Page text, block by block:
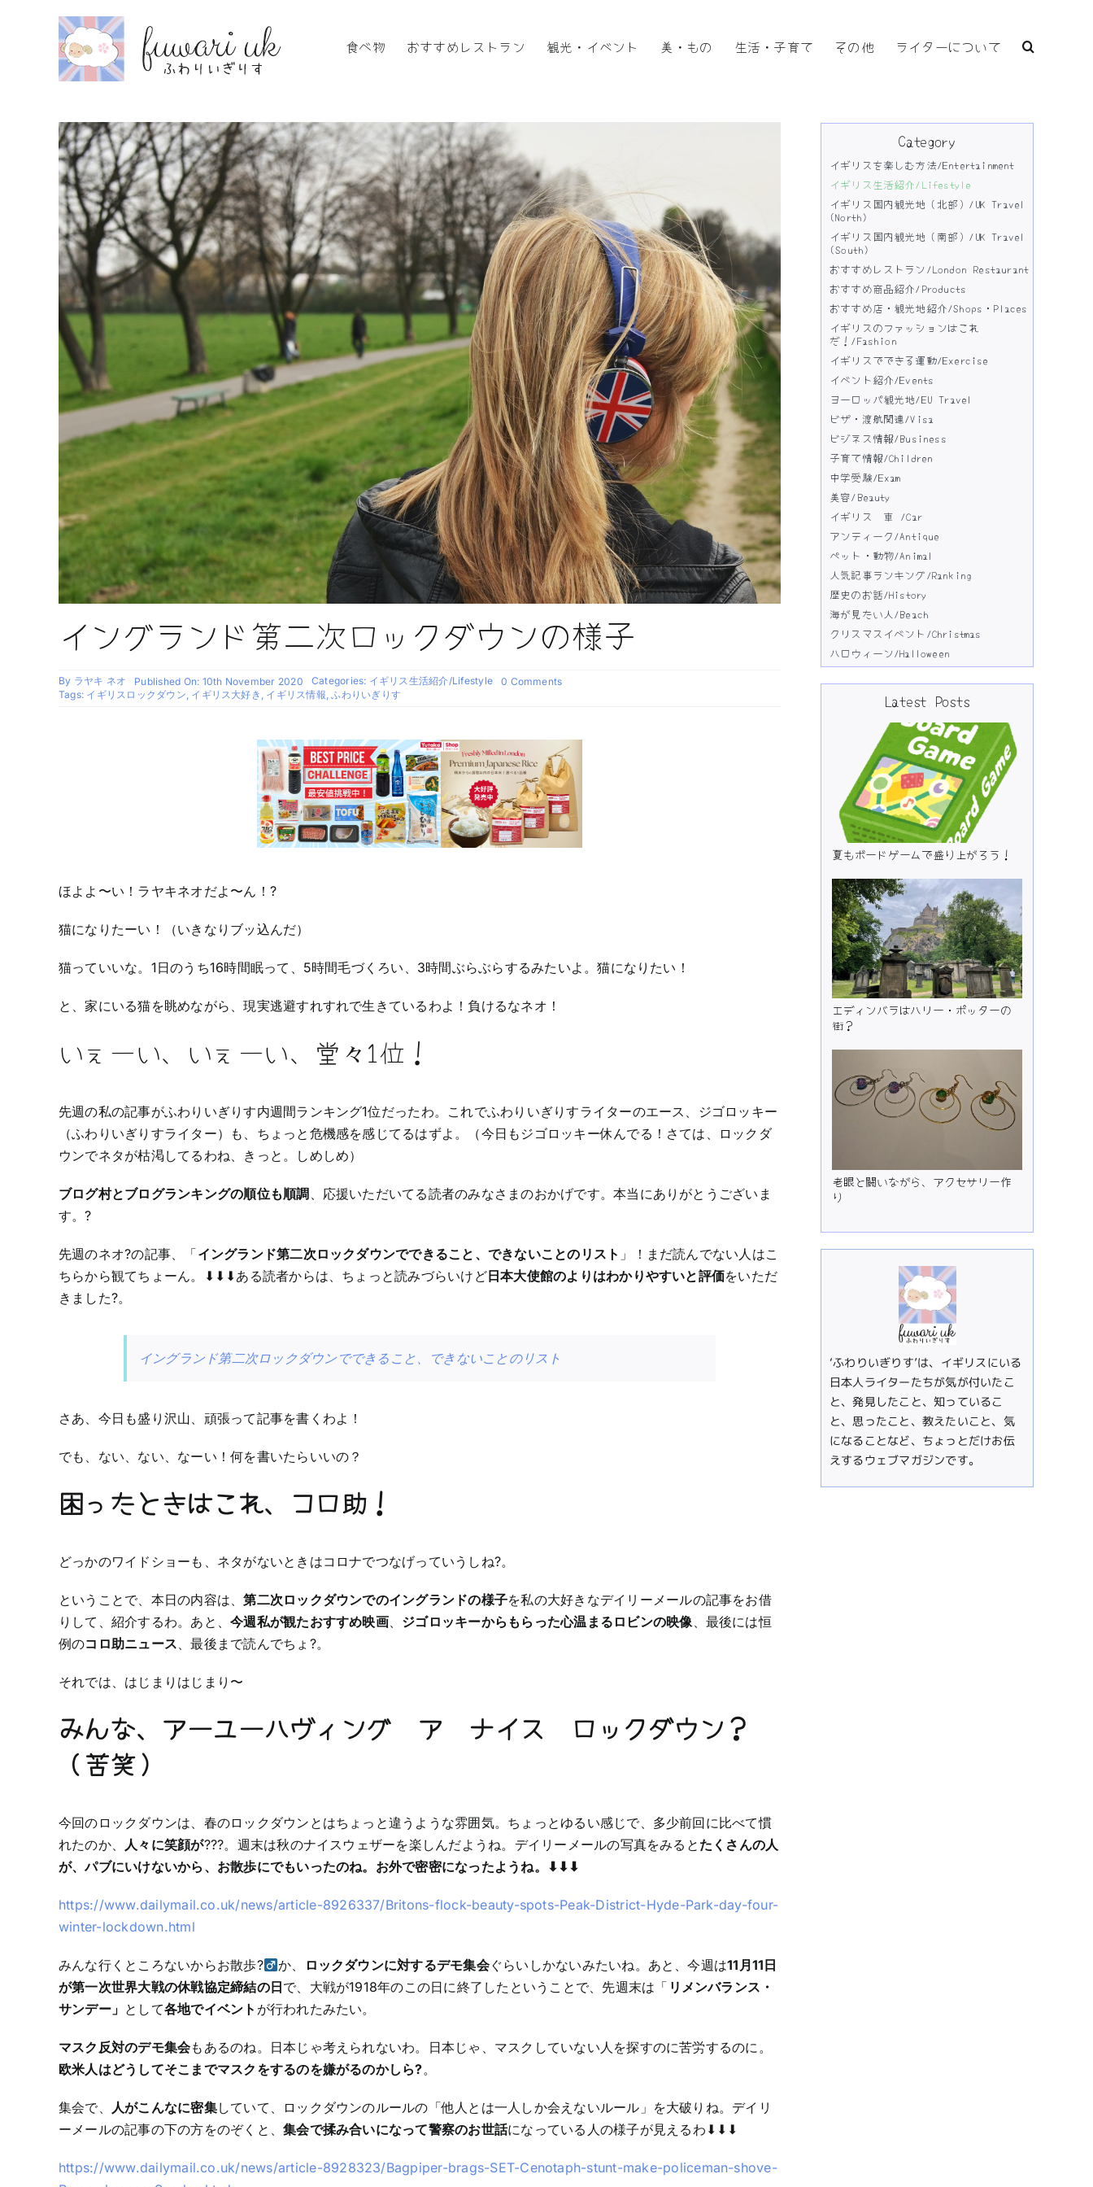
食べ物 おすすめレストラン 観光・イベント 美・もの 生活・子育て その他 ライターについて
イングランド第二次ロックダウンの様子
By ラヤキ ネオ Published On: 10th November 2020 Categories: イギリス生活紹介/Lifestyle 0 Commentson
ン
ド
第
二
次
ロ
ッ
Tags: イギリスロックダウン イギリス大好き イギリス情報 ,ふわりいぎりす
ほよよ〜い！ラヤキネオだよ〜ん！?
猫になりたーい！（いきなりブッ込んだ）
猫っていいな。1日のうち16時間眠って、5時間毛づくろい、3時間ぶらぶらするみたいよ。猫になりたい！
と、家にいる猫を眺めながら、現実逃避すれすれで生きているわよ！負けるなネオ！
いぇーい、いぇーい、堂々1位！
先週の私の記事がふわりいぎりす内週間ランキング1位だったわ。これでふわりいぎりすライターのエース、ジゴロッキー
（ふわりいぎりすライター）も、ちょっと危機感を感じてるはずよ。（今日もジゴロッキー休んでる！さては、ロックダ
ウンでネタが枯渇してるわね、きっと。しめしめ）
ブログ村とブログランキングの順位も順調 、応援いただいてる読者のみなさまのおかげです。本当にありがとうございま
す。?
先週のネオ?の記事、「イングランド第二次ロックダウンでできること、できないことのリスト 」！まだ読んでない人はこ
ちらから観てちょーん。⬇︎⬇︎⬇︎ある読者からは、ちょっと読みづらいけど日本大使館のよりはわかりやすいと評価をいただ
きました?。
イングランド第二次ロックダウンでできること、できないことのリスト
さあ、今日も盛り沢山、頑張って記事を書くわよ！
でも、ない、ない、なーい！何を書いたらいいの？
困ったときはこれ、コロ助！
どっかのワイドショーも、ネタがないときはコロナでつなげっていうしね?。
ということで、本日の内容は、第二次ロックダウンでのイングランドの様子を私の大好きなデイリーメールの記事をお借
りして、紹介するわ。あと、今週私が観たおすすめ映画、 ジゴロッキーからもらった心温まるロビンの映像 、最後には恒
例のコロ助ニュース 、最後まで読んでちょ?。
それでは、はじまりはじまり〜
みんな、アーユーハヴィング ア ナイス ロックダウン？
（苦笑）
今回のロックダウンは、春のロックダウンとはちょっと違うような雰囲気。ちょっとゆるい感じで、多少前回に比べて慣
れたのか、 人々に笑顔が???。週末は秋のナイスウェザーを楽しんだようね。デイリーメールの写真をみると たくさんの人
が、パブにいけないから、お散歩にでもいったのね。お外で密密になったようね。⬇︎⬇︎⬇︎
https://www.dailymail.co.uk/news/article-8926337/Britons-flock-beauty-spots-Peak-District-Hyde-Park-day-four-
winter-lockdown.html
みんな行くところないからお散歩?‍ か、 ロックダウンに対するデモ集会ぐらいしかないみたいね。あと、今週は11月11日
が第一次世界大戦の休戦協定締結の日で、大戦が1918年のこの日に終了したということで、先週末は「 リメンバランス・
サンデー」 として各地でイベント が行われたみたい。
マスク反対のデモ集会もあるのね。日本じゃ考えられないわ。日本じゃ、マスクしていない人を探すのに苦労するのに。
欧米人はどうしてそこまでマスクをするのを嫌がるのかしら?。
集会で、 人がこんなに密集していて、ロックダウンのルールの「他人とは一人しか会えないルール」を大破りね。デイリ
ーメールの記事の下の方をのぞくと、集会で揉み合いになって警察のお世話になっている人の様子が見えるわ⬇︎⬇︎⬇︎
https://www.dailymail.co.uk/news/article-8928323/Bagpiper-brags-SET-Cenotaph-stunt-make-policeman-shove-
Category
イギリスを楽しむ方法/Entertainment
イギリス生活紹介/Lifestyle
イギリス国内観光地（北部）/UK Travel
(North)
イギリス国内観光地（南部）/UK Travel
(South)
おすすめレストラン/London Restaurant
おすすめ商品紹介/Products
おすすめ店・観光地紹介/Shops・Places
イギリスのファッションはこれ
だ！/Fashion
イギリスでできる運動/Exercise
イベント紹介/Events
ヨーロッパ観光地/EU Travel
ビザ・渡航関連/Visa
ビジネス情報/Business
子育て情報/Children
中学受験/Exam
美容/Beauty
イギリス 車 /Car
アンティーク/Antique
ペット・動物/Animal
人気記事ランキング/Ranking
歴史のお話/History
海が見たい人/Beach
クリスマスイベント/Christmas
ハロウィーン/Halloween
Latest Posts
夏もボードゲームで盛り上がろう！
エディンバラはハリー・ポッターの
街？
老眼と闘いながら、アクセサリー作
り
‘ふわりいぎりす’は、イギリスにいる
日本人ライターたちが気が付いたこ
と、発見したこと、知っているこ
と、思ったこと、教えたいこと、気
になることなど、ちょっとだけお伝
えするウェブマガジンです。